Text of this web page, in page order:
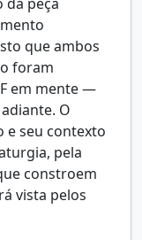
que ambos
foram
em mente —
O
e seu contexto
pela
constroem
vista pelos